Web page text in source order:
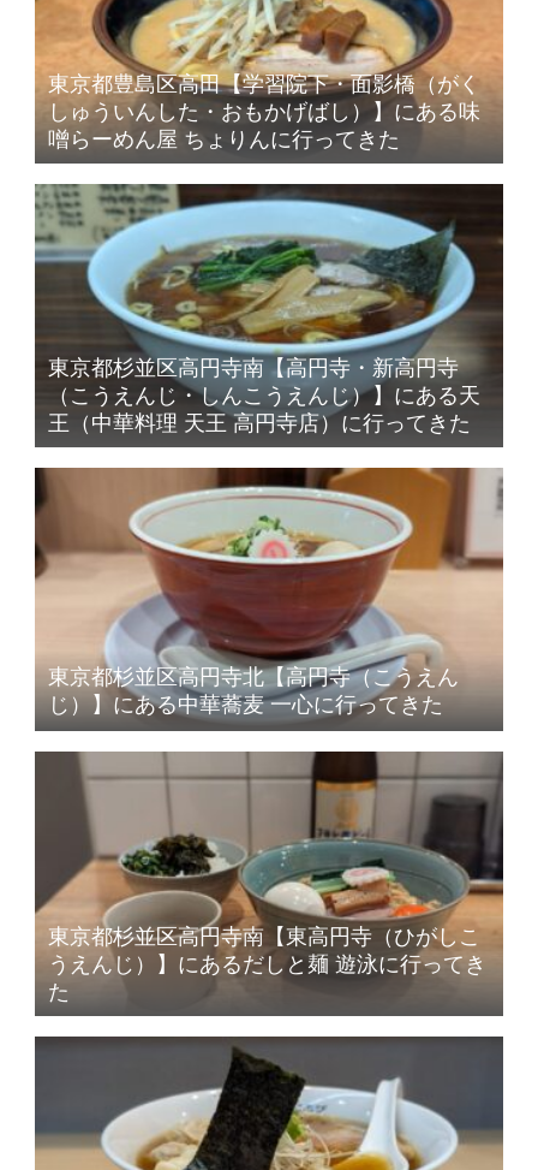
東京都豊島区高田【学習院下・面影橋（がく
しゅういんした・おもかげばし）】にある味
噌らーめん屋 ちょりんに行ってきた
東京都杉並区高円寺南【高円寺・新高円寺
（こうえんじ・しんこうえんじ）】にある天
王（中華料理 天王 高円寺店）に行ってきた
東京都杉並区高円寺北【高円寺（こうえん
じ）】にある中華蕎麦 一心に行ってきた
東京都杉並区高円寺南【東高円寺（ひがしこ
うえんじ）】にあるだしと麺 遊泳に行ってき
た